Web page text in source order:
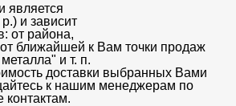
является
и зависит
от района,
ближайшей к Вам точки продаж
и т. п.
доставки выбранных Вами
к нашим менеджерам по
контактам.